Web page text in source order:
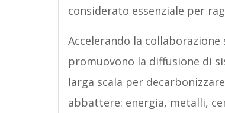
considerato essenziale per
Accelerando la
promuovono la diffusione di
larga scala per
abbattere: energia, metalli,